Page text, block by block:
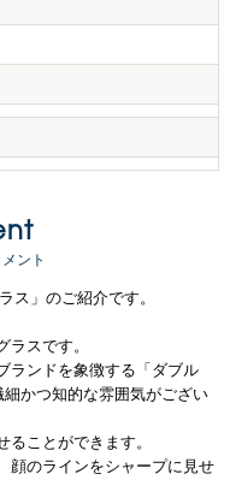
ント
ス」のご紹介です。
ラスです。
ランドを象徴する「ダブル
かつ知的な雰囲気がござい
ることができます。
顔のラインをシャープに見せ